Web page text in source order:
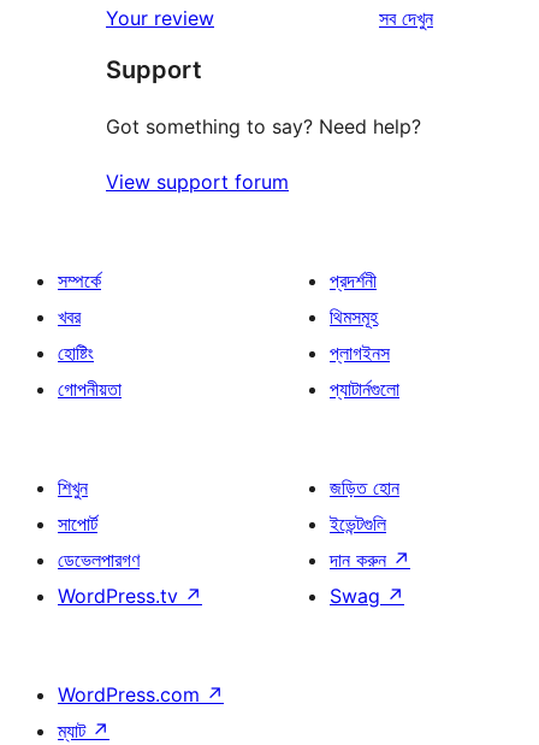
রিভিউ
স্টার
রিভিউ
Your review সবরিভিউ
দেখুন
Support
Got something to say? Need help?
View support forum
সম্পর্কে
খবর
হোষ্টিং
গোপনীয়তা
প্রদর্শনী
থিমসমূহ
প্লাগইনস
প্যাটার্নগুলো
শিখুন
সাপোর্ট
ডেভেলপারগণ
WordPress.tv ↗
জড়িত হোন
ইভেন্টগুলি
দান করুন ↗
Swag ↗
WordPress.com ↗
ম্যাট ↗